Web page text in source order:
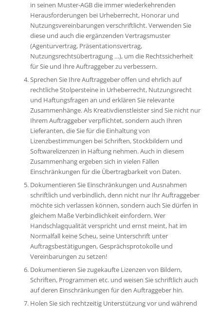
in seinen Muster-AGB die immer wiederkehrenden
Herausforderungen bei Urheberrecht, Honorar und
Nutzungsvereinbarungen verschriftlicht. Verwenden Sie
diese und auch die ergänzenden Vertragsmuster
(Agenturvertrag, Präsentationsvertrag,
Nutzungsrechtsübertragung …), um die Rechtssicherheit
für Sie und Ihre Auftraggeber zu verbessern.
Sprechen Sie Ihre Auftraggeber offen und ehrlich auf
rechtliche Stolpersteine in Urheberrecht, Nutzungsrecht
und Haftungsfragen an und erklären Sie relevante
Zusammenhänge. Als Kreativdienstleister sind Sie nicht nur
Ihrem Auftraggeber verpflichtet, sondern auch Ihren
Lieferanten, die Sie für die Einhaltung von
Lizenzbestimmungen bei Schriften, Stockbildern und
Softwarelizenzen in Haftung nehmen. Auch in diesem
Zusammenhang ergeben sich in vielen Fällen
Einschränkungen für die Übertragbarkeit von Daten.
Dokumentieren Sie Einschränkungen und Ausnahmen
schriftlich und verbindlich, denn nicht nur Ihr Auftraggeber
möchte sich verlassen können, sondern auch Sie dürfen in
gleichem Maße Verbindlichkeit einfordern. Wer
Handschlagqualität verspricht und ernst meint, hat im
Normalfall keine Scheu, seine Unterschrift unter
Auftragsbestätigungen, Gesprächsprotokolle und
Vereinbarungen zu setzen!
Dokumentieren Sie zugekaufte Lizenzen von Bildern,
Schriften, Programmen etc. und weisen Sie schriftlich auch
auf deren Einschränkungen für den Auftraggeber hin.
Holen Sie sich rechtzeitig Unterstützung vor und während